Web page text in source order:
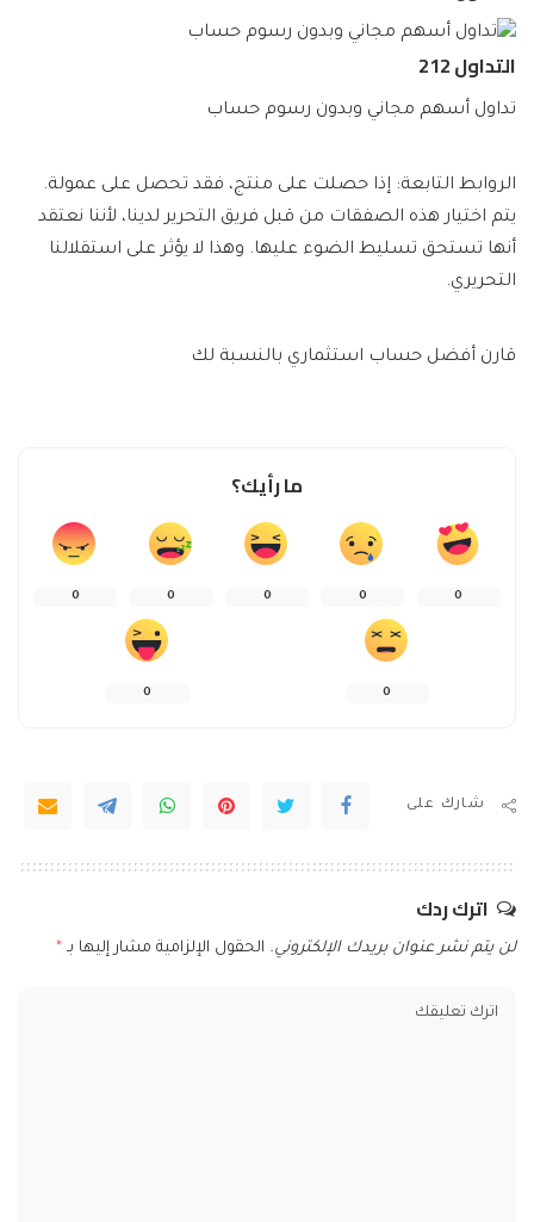
التداول 212
تداول أسهم مجاني وبدون رسوم حساب
الروابط التابعة: إذا حصلت على منتج، فقد تحصل على عمولة.
يتم اختيار هذه الصفقات من قبل فريق التحرير لدينا، لأننا نعتقد
أنها تستحق تسليط الضوء عليها. وهذا لا يؤثر على استقلالنا
التحريري.
قارن أفضل حساب استثماري بالنسبة لك
ما رأيك؟
0
0
0
0
0
0
0
شارك على
اترك ردك
لن يتم نشر عنوان بريدك الإلكتروني. الحقول الإلزامية مشار إليها بـ *